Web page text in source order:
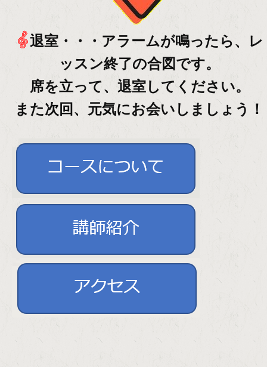
退室・・・アラームが鳴ったら、レ
ッスン終了の合図です。
席を立って、退室してください。
また次回、元気にお会いしましょう！